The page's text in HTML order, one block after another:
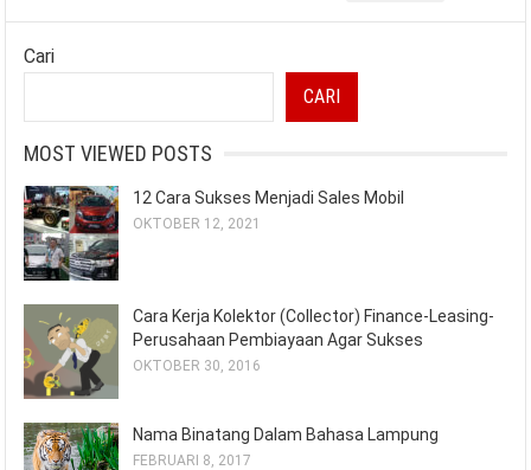
Cari
CARI
MOST VIEWED POSTS
12 Cara Sukses Menjadi Sales Mobil
OKTOBER 12, 2021
Cara Kerja Kolektor (Collector) Finance-Leasing-
Perusahaan Pembiayaan Agar Sukses
OKTOBER 30, 2016
Nama Binatang Dalam Bahasa Lampung
FEBRUARI 8, 2017